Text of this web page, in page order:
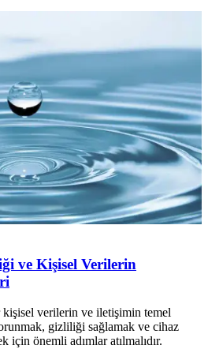
ve Kişisel Verilerin
kişisel verilerin ve iletişimin temel
gizliliği sağlamak ve cihaz
için önemli adımlar atılmalıdır.